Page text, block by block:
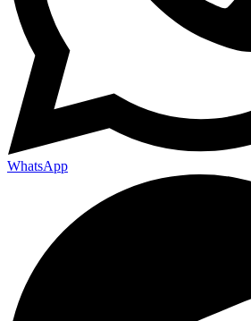
WhatsApp